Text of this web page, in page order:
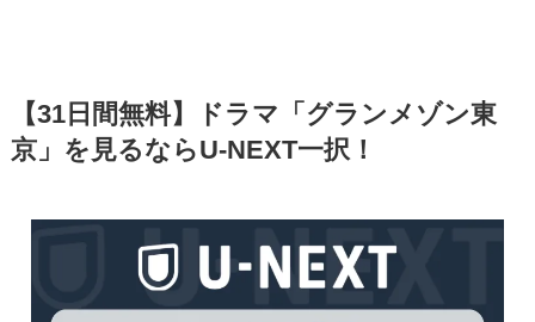
【31日間無料】ドラマ「グランメゾン東
京」を見るならU-NEXT一択！